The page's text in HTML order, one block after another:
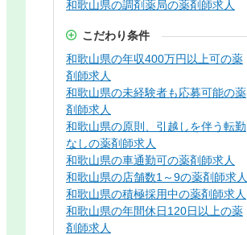
和歌山県の調剤薬局の薬剤師求人
こだわり条件
和歌山県の年収400万円以上可の薬
剤師求人
和歌山県の未経験者も応募可能の薬
剤師求人
和歌山県の原則、引越しを伴う転勤
なしの薬剤師求人
和歌山県の車通勤可の薬剤師求人
和歌山県の店舗数1～9の薬剤師求人
和歌山県の積極採用中の薬剤師求人
和歌山県の年間休日120日以上の薬
剤師求人